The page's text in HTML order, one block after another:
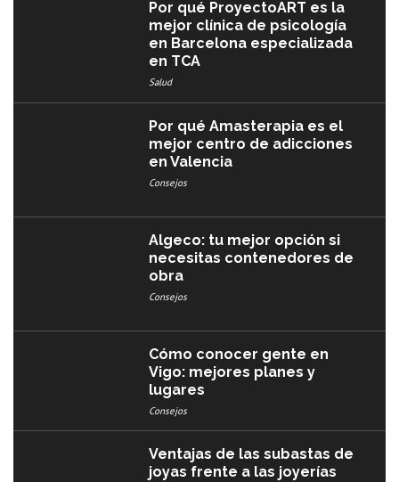
Por qué ProyectoART es la
mejor clínica de psicología
en Barcelona especializada
en TCA
Salud
Por qué Amasterapia es el
mejor centro de adicciones
en Valencia
Consejos
Algeco: tu mejor opción si
necesitas contenedores de
obra
Consejos
Cómo conocer gente en
Vigo: mejores planes y
lugares
Consejos
Ventajas de las subastas de
joyas frente a las joyerías